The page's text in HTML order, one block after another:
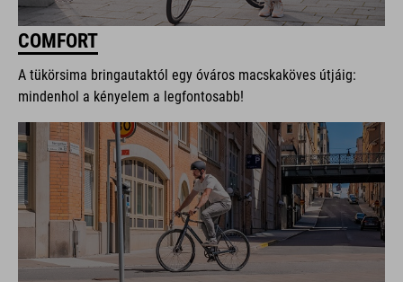
COMFORT
A tükörsima bringautaktól egy óváros macskaköves útjáig:
mindenhol a kényelem a legfontosabb!